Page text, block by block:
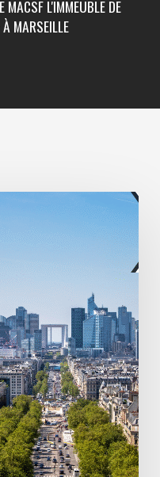
MACSF L'IMMEUBLE DE
MARSEILLE